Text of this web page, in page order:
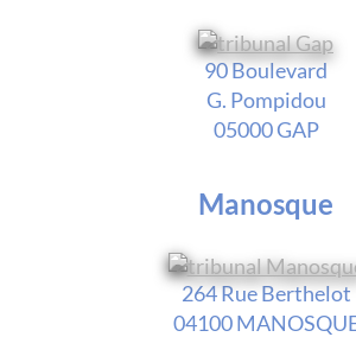
90 Boulevard
G. Pompidou
05000 GAP
Manosque
264 Rue Berthelot
04100